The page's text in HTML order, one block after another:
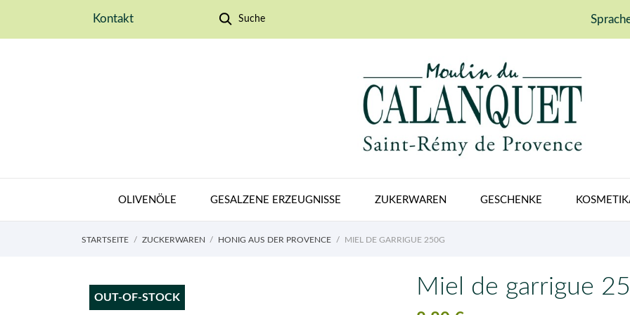
Kontakt Suche
OLIVENÖLE GESALZENE ERZEUGNISSE ZUKERWAREN GESCHENKE
STARTSEITE ZUCKERWAREN HONIG AUS DER PROVENCE MIEL DE GARRIGUE 250G
OUT-OF-STOCK Miel de garrigue